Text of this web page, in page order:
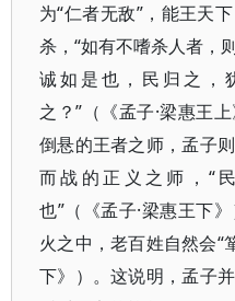
为“仁者无敌”，能王天
杀，“如有不嗜杀人者，
诚如是也，民归之，
之？”（《孟子·梁惠王
倒悬的王者之师，孟子
而战的正义之师，“
也”（《孟子·梁惠王下
火之中，老百姓自然会“
下》）。这说明，孟子